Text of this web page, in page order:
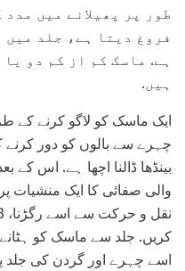
طور پر پھیلانے میں
فروغ دیتا ہے، جلد
ہے. ماسک کم از کم دو
ہیں.
ایک ماسک کو لاگو کرنے کے
چہرے سے بالوں کو دور
بینڈھا ڈالنا اچھا ہے. اس
والی صفائی کا ایک منشیات
کریں. جلد سے ماسک کو
اسے چہرے اور گردن کی جلد